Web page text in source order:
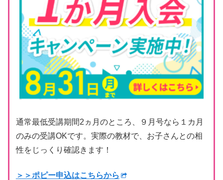
通常最低受講期間2ヵ月のところ、９月号なら１カ月
のみの受講OKです。実際の教材で、お子さんとの相
性をじっくり確認きます！
＞＞ポピー申込はこちらから